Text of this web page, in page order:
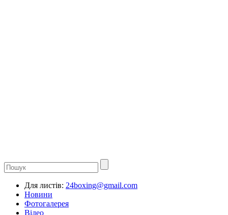
Для листів: 24boxing@gmail.com
Новини
Фотогалерея
Відео